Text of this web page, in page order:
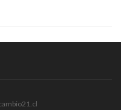
de Andrés Arrieta y la